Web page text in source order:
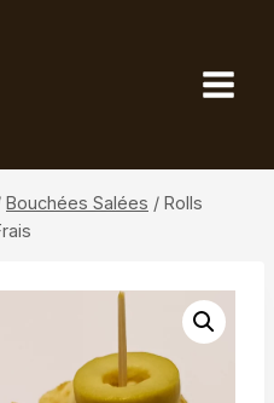
Bouchées Salées / Rolls